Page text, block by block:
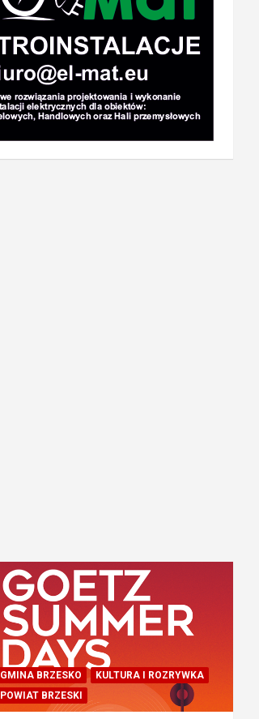
GMINA BRZESKO
KULTURA I ROZRYWKA
POWIAT BRZESKI